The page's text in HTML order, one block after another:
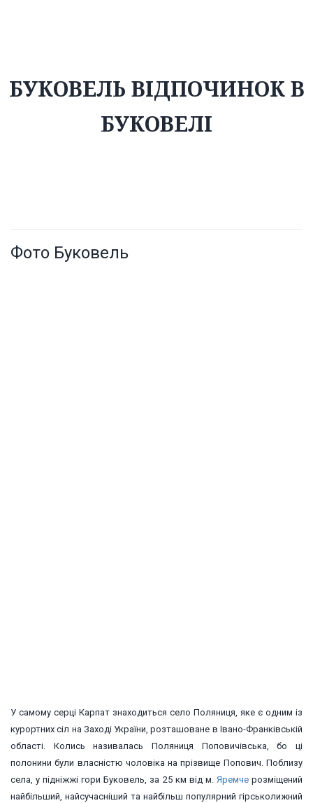
БУКОВЕЛЬ ВІДПОЧИНОК В
БУКОВЕЛІ
Фото Буковель
У самому серці Карпат знаходиться село Поляниця, яке є одним із
курортних сіл на Заході України, розташоване в Івано-Франківській
області. Колись називалась Поляниця Поповичівська, бо ці
полонини були власністю чоловіка на прізвище Попович. Поблизу
села, у підніжжі гори Буковель, за 25 км від м. Яремчерозміщений
найбільший, найсучасніший та найбільш популярний гірськолижний